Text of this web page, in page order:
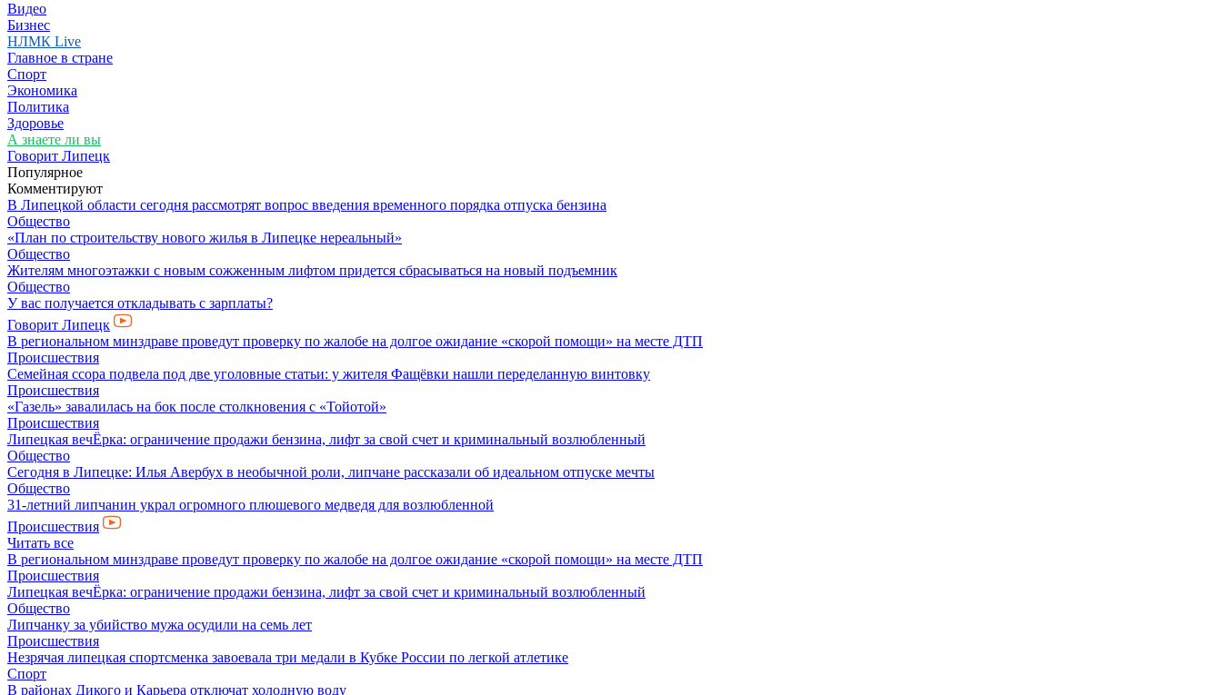
Видео
Бизнес
НЛМК Live
Главное в стране
Спорт
Экономика
Политика
Здоровье
А знаете ли вы
Говорит Липецк
Популярное
Комментируют
В Липецкой области сегодня рассмотрят вопрос введения временного порядка отпуска бензина
Общество
«План по строительству нового жилья в Липецке нереальный»
Общество
Жителям многоэтажки с новым сожженным лифтом придется сбрасываться на новый подъемник
Общество
У вас получается откладывать с зарплаты?
Говорит Липецк
В региональном минздраве проведут проверку по жалобе на долгое ожидание «скорой помощи» на месте ДТП
Происшествия
Семейная ссора подвела под две уголовные статьи: у жителя Фащёвки нашли переделанную винтовку
Происшествия
«Газель» завалилась на бок после столкновения с «Тойотой»
Происшествия
Липецкая вечЁрка: ограничение продажи бензина, лифт за свой счет и криминальный возлюбленный
Общество
Сегодня в Липецке: Илья Авербух в необычной роли, липчане рассказали об идеальном отпуске мечты
Общество
31-летний липчанин украл огромного плюшевого медведя для возлюбленной
Происшествия
Читать все
В региональном минздраве проведут проверку по жалобе на долгое ожидание «скорой помощи» на месте ДТП
Происшествия
Липецкая вечЁрка: ограничение продажи бензина, лифт за свой счет и криминальный возлюбленный
Общество
Липчанку за убийство мужа осудили на семь лет
Происшествия
Незрячая липецкая спортсменка завоевала три медали в Кубке России по легкой атлетике
Спорт
В районах Дикого и Карьера отключат холодную воду